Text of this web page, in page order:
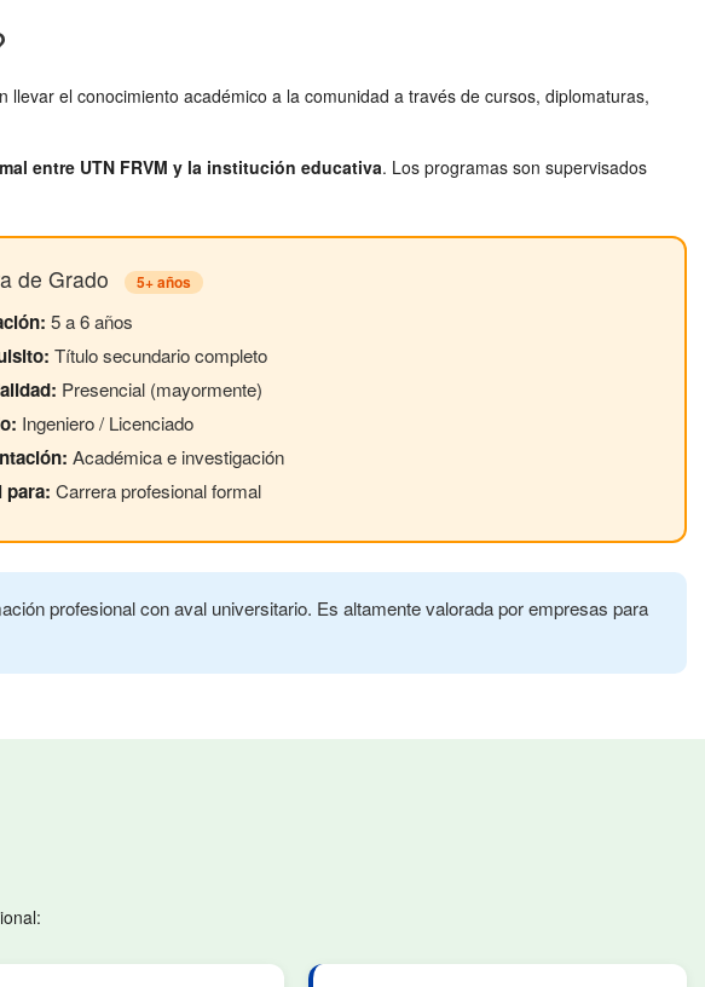
el conocimiento académico a la comunidad a través de cursos, diplomaturas,
entre UTN FRVM y la institución educativa. Los programas son supervisados
de Grado 5+ años
5 a 6 años
Título secundario completo
Presencial (mayormente)
Ingeniero / Licenciado
Académica e investigación
para: Carrera profesional formal
profesional con aval universitario. Es altamente valorada por empresas para